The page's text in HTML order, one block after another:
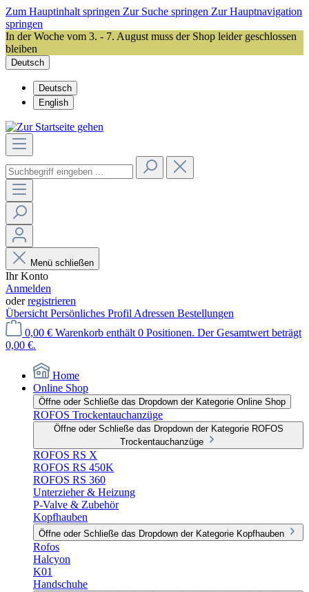
Zum Hauptinhalt springen Zur Suche springen Zur Hauptnavigation
springen
In der Woche vom 3. - 7. August muss der Shop leider geschlossen
bleiben
Deutsch
Deutsch
English
Menü schließen
Ihr Konto
Anmelden
oderregistrieren
Übersicht Persönliches Profil Adressen Bestellungen
0,00 € Warenkorb enthält 0 Positionen. Der Gesamtwert beträgt
0,00 €.
Home
Online Shop
Öffne oder Schließe das Dropdown der Kategorie Online Shop
ROFOS Trockentauchanzüge
Öffne oder Schließe das Dropdown der Kategorie ROFOS
Trockentauchanzüge
ROFOS RS X
ROFOS RS 450K
ROFOS RS 360
Unterzieher & Heizung
P-Valve & Zubehör
Kopfhauben
Öffne oder Schließe das Dropdown der Kategorie Kopfhauben
Rofos
Halcyon
K01
Handschuhe